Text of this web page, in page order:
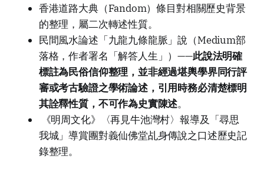
香港道路大典（Fandom）條目對相關歷史背景
的整理，屬二次轉述性質。
民間風水論述「九龍九條龍脈」說（Medium部
落格，作者署名「解答人生」）——此說法明確
標註為民俗信仰整理，並非經過堪輿學界同行評
審或考古驗證之學術論述，引用時務必清楚標明
其詮釋性質，不可作為史實陳述。
《明周文化》〈再見牛池灣村〉報導及「尋思
我城」導賞團對義仙佛堂乩身傳說之口述歷史記
錄整理。